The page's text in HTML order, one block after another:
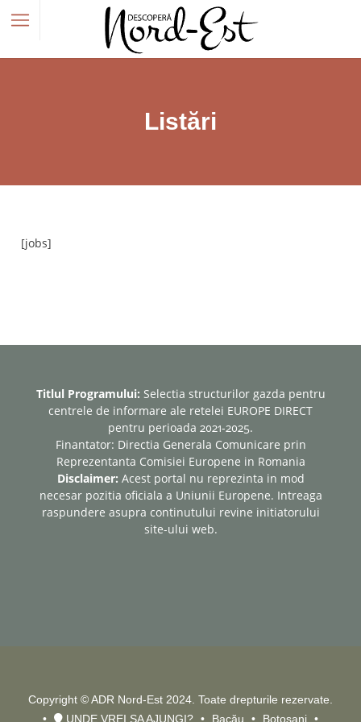
Listări
[jobs]
Titlul Programului: Selectia structurilor gazda pentru
centrele de informare ale retelei EUROPE DIRECT
pentru perioada 2021-2025.
Finantator: Directia Generala Comunicare prin
Reprezentanta Comisiei Europene in Romania
Disclaimer: Acest portal nu reprezinta in mod
necesar pozitia oficiala a Uniunii Europene. Intreaga
raspundere asupra continutului revine initiatorului
site-ului web.
Copyright © ADR Nord-Est 2024. Toate drepturile rezervate.
UNDE VREI SA AJUNGI?
Bacău Botoșani